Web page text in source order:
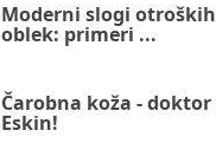
Moderni slogi otroških
oblek: primeri ...
Čarobna koža - doktor
Eskin!